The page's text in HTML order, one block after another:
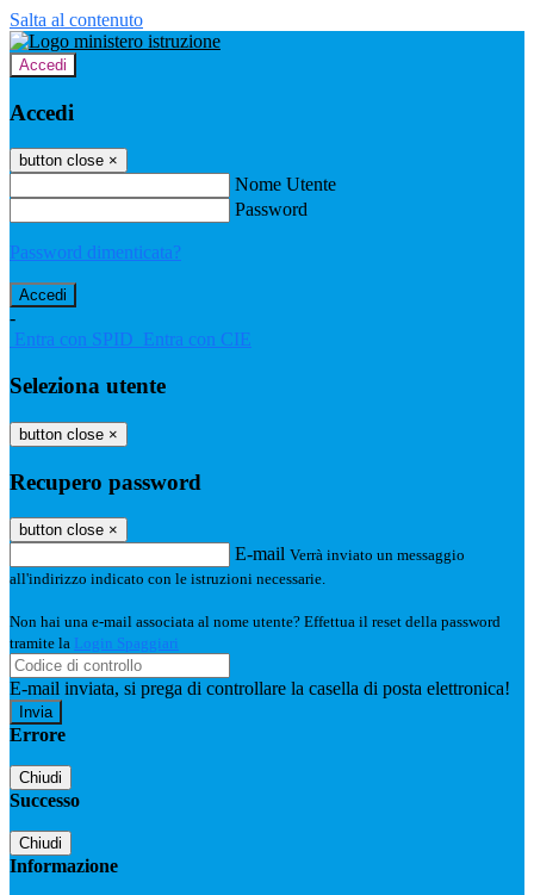
Salta al contenuto
Accedi
Accedi
button close ×
Nome Utente
Password
Password dimenticata?
-
Entra con SPID Entra con CIE
Seleziona utente
button close ×
Recupero password
button close ×
E-mail Verrà inviato un messaggio
all'indirizzo indicato con le istruzioni necessarie.
Non hai una e-mail associata al nome utente? Effettua il reset della password
tramite la Login Spaggiari
E-mail inviata, si prega di controllare la casella di posta elettronica!
Errore
Chiudi
Successo
Chiudi
Informazione